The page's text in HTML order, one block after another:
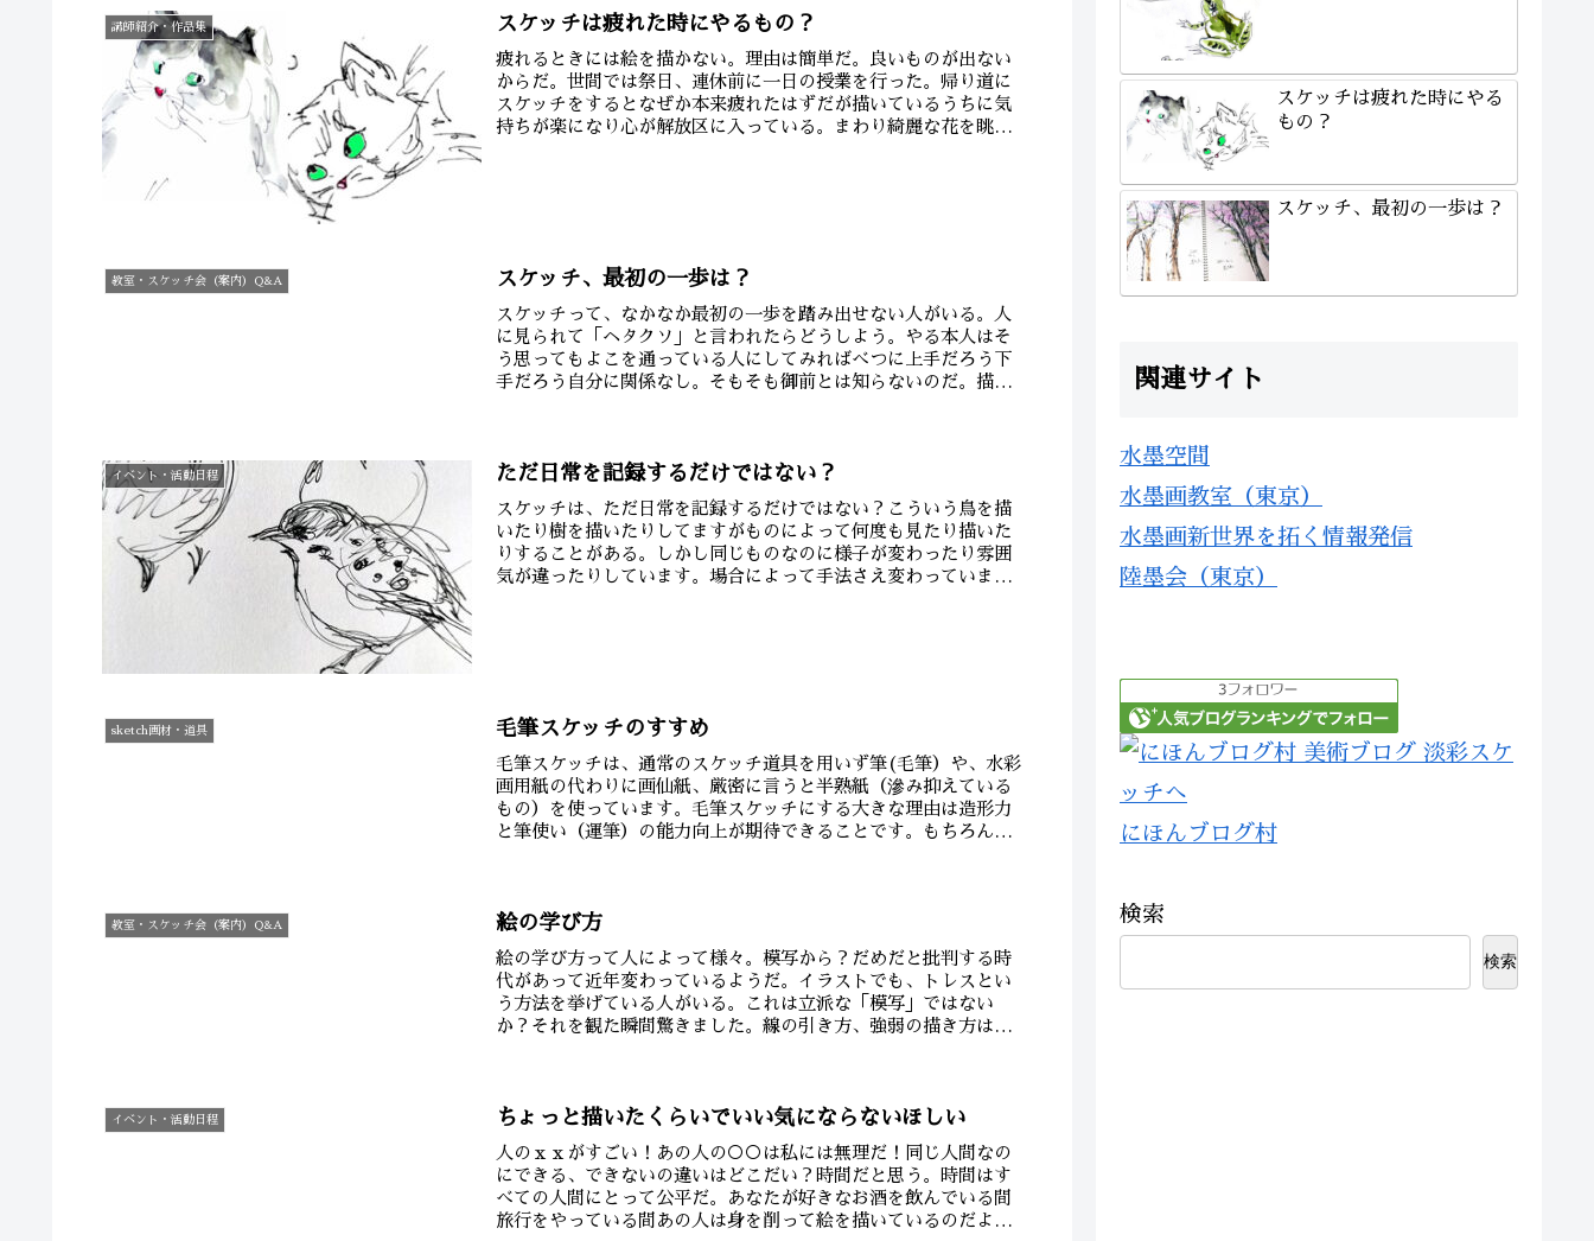
講師紹介・作品集 スケッチは疲れた時にやるもの？
疲れるときには絵を描かない。理由は簡単だ。良いものが出ない
からだ。世間では祭日、連休前に一日の授業を行った。帰り道に
スケッチをするとなぜか本来疲れたはずだが描いているうちに気
持ちが楽になり心が解放区に入っている。まわり綺麗な花を眺め
教室・スケッチ会（案内）Q&A スケッチ、最初の一歩は？
スケッチって、なかなか最初の一歩を踏み出せない人がいる。人
に見られて「ヘタクソ」と言われたらどうしよう。やる本人はそ
う思ってもよこを通っている人にしてみればべつに上手だろう下
手だろう自分に関係なし。そもそも御前とは知らないのだ。描く
イベント・活動日程 ただ日常を記録するだけではない？
スケッチは、ただ日常を記録するだけではない？こういう鳥を描
いたり樹を描いたりしてますがものによって何度も見たり描いた
りすることがある。しかし同じものなのに様子が変わったり雰囲
気が違ったりしています。場合によって手法さえ変わっていま
sketch画材・道具 毛筆スケッチのすすめ
毛筆スケッチは、通常のスケッチ道具を用いず筆(毛筆）や、水彩
画用紙の代わりに画仙紙、厳密に言うと半熟紙（滲み抑えている
もの）を使っています。毛筆スケッチにする大きな理由は造形力
と筆使い（運筆）の能力向上が期待できることです。もちろん、
教室・スケッチ会（案内）Q&A 絵の学び方
絵の学び方って人によって様々。模写から？だめだと批判する時
代があって近年変わっているようだ。イラストでも、トレスとい
う方法を挙げている人がいる。これは立派な「模写」ではない
か？それを観た瞬間驚きました。線の引き方、強弱の描き方はそ
イベント・活動日程 ちょっと描いたくらいでいい気にならないほしい
人のｘｘがすごい！あの人の○○は私には無理だ！同じ人間なの
にできる、できないの違いはどこだい？時間だと思う。時間はす
べての人間にとって公平だ。あなたが好きなお酒を飲んでいる間
旅行をやっている間あの人は身を削って絵を描いているのだよだ
スケッチは疲れた時にやる
もの？
スケッチ、最初の一歩は？
関連サイト
水墨空間
水墨画教室（東京）
水墨画新世界を拓く情報発信
陸墨会（東京）
にほんブログ村
検索
検索